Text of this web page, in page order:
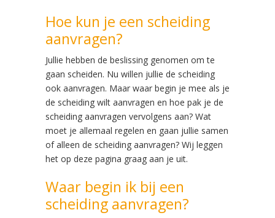
Hoe kun je een scheiding
aanvragen?
Jullie hebben de beslissing genomen om te
gaan scheiden. Nu willen jullie de scheiding
ook aanvragen. Maar waar begin je mee als je
de scheiding wilt aanvragen en hoe pak je de
scheiding aanvragen vervolgens aan? Wat
moet je allemaal regelen en gaan jullie samen
of alleen de scheiding aanvragen? Wij leggen
het op deze pagina graag aan je uit.
Waar begin ik bij een
scheiding aanvragen?